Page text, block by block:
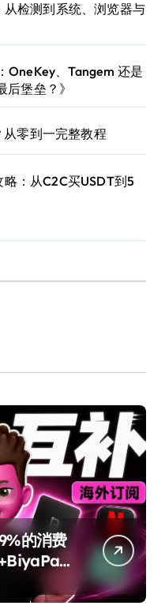
检测到系统、浏览器与
OneKey、Tangem 还是
堡垒？》
零到一完整教程
：从C2C买USDT到5
的消费